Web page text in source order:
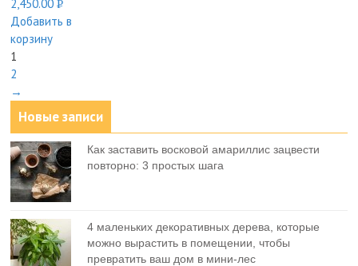
2,450.00Р
УБ.
Добавить в
корзину
1
2
→
Новые записи
Как заставить восковой амариллис зацвести
повторно: 3 простых шага
4 маленьких декоративных дерева, которые
можно вырастить в помещении, чтобы
превратить ваш дом в мини-лес